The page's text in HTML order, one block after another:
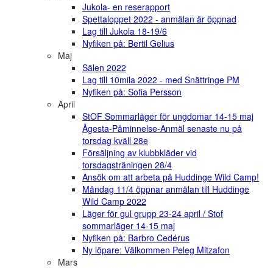
Jukola- en reserapport
Spettaloppet 2022 - anmälan är öppnad
Lag till Jukola 18-19/6
Nyfiken på: Bertil Gelius
Maj
Sälen 2022
Lag till 10mila 2022 - med Snättringe PM
Nyfiken på: Sofia Persson
April
StOF Sommarläger för ungdomar 14-15 maj
Ågesta-Påminnelse-Anmäl senaste nu på
torsdag kväll 28e
Försäljning av klubbkläder vid
torsdagsträningen 28/4
Ansök om att arbeta på Huddinge Wild Camp!
Måndag 11/4 öppnar anmälan till Huddinge
Wild Camp 2022
Läger för gul grupp 23-24 april / Stof
sommarläger 14-15 maj
Nyfiken på: Barbro Cedérus
Ny löpare: Välkommen Peleg Mitzafon
Mars